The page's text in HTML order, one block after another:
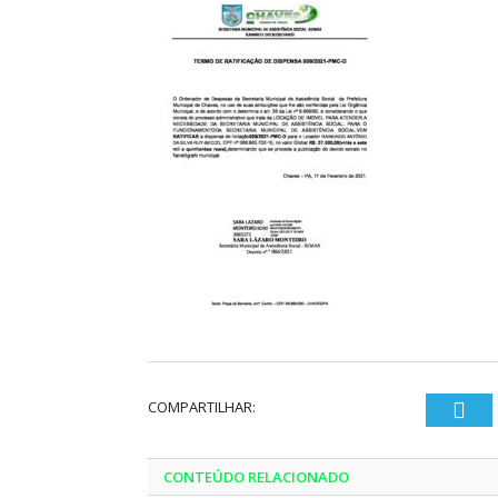
COMPARTILHAR:
CONTEÚDO RELACIONADO